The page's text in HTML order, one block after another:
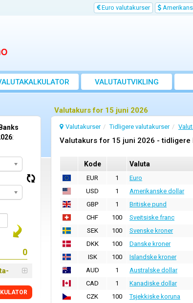
Euro valutakurser
VALUTAUTVIKLING
Valutakurs for 15 juni 2026
Valutakurser Tidligere valutakurser
Valutakurs for 15 juni 2026 - tidligere
Kode Valuta
EUR 1 Euro
USD
1 Amerikanske dollar
GBP
1 Britiske pund
CHF
100 Sveitsiske franc
SEK
100 Svenske kroner
DKK
100 Danske kroner
ISK
100 Islandske kroner
AUD
1 Australske dollar
CAD
1 Kanadiske dollar
CZK
100 Tsjekkiske koruna
: